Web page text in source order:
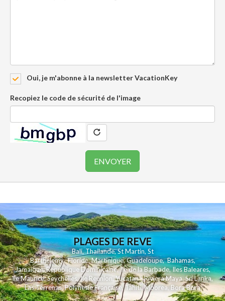
Oui, je m'abonne à la newsletter VacationKey
Recopiez le code de sécurité de l'image
PLAGES DE REVE
Bali,Thailande,St Martin,St
Barthelemy,Floride,Martinique,Guadeloupe,Bahamas,
Jamaique,Republique Dominicaine,Ile de la Barbade,Iles Baleares,
Ile Maurice,Seychelles,Ile Reunion,Yucatan - Riviera Maya,Sri Lanka,
Las Terrenas,Polynesie Française,Tahiti,Moorea, Bora Bora